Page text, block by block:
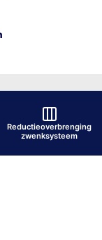
Reductieoverbrenging
zwenksysteem